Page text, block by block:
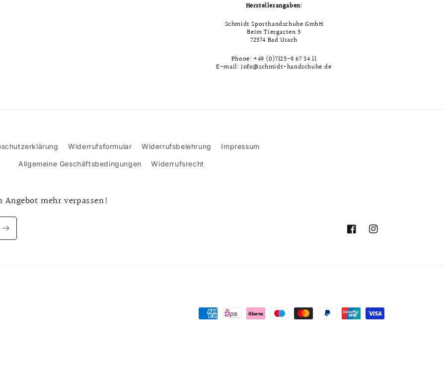
Herstellerangaben:
Schmidt Sporthandschuhe GmbH
Beim Tiergarten 5
72574 Bad Urach
Phone: +49 (0)7125-9 67 34 11
E-mail: info@schmidt-handschuhe.de
Widerrufsformular Widerrufsbelehrung Impressum
Allgemeine Geschäftsbedingungen Widerrufsrecht
mehr verpassen!
FacebookInstagram
Zahlungsmethoden